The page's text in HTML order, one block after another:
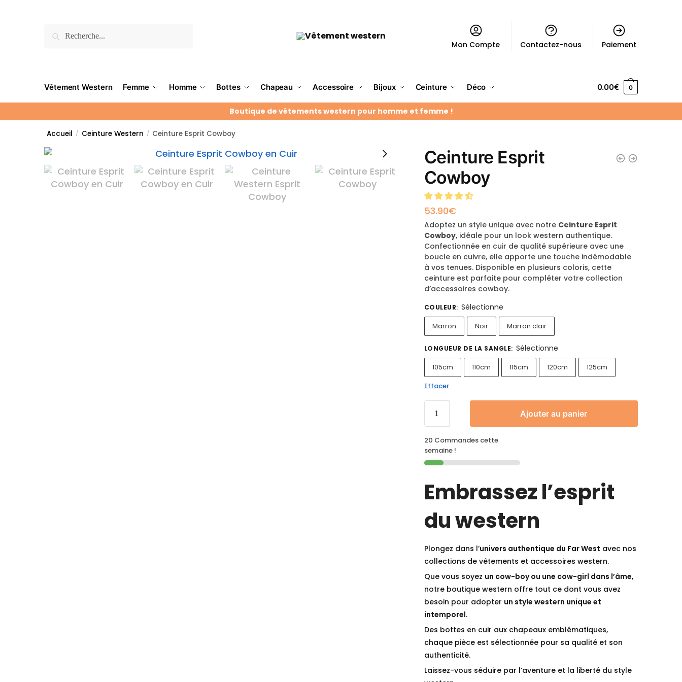
Mon Compte Contactez-nous Paiement
Vêtement Western Femme Homme Bottes Chapeau Accessoire Bijoux Ceinture Déco 0.00€ 0
Boutique de vêtements western pour homme et femme !
Accueil / Ceinture Western / Ceinture Esprit Cowboy
Ceinture Esprit
Cowboy
53.90€
Adoptez un style unique avec notre Ceinture Esprit
Cowboy, idéale pour un look western authentique.
Confectionnée en cuir de qualité supérieure avec une
boucle en cuivre, elle apporte une touche indémodable
à vos tenues. Disponible en plusieurs coloris, cette
ceinture est parfaite pour compléter votre collection
d’accessoires cowboy.
COULEUR: Sélectionne
Marron Noir Marron clair
LONGUEUR DE LA SANGLE: Sélectionne
105cm 110cm 115cm 120cm
125cm
Effacer
Ajouter au panier
20 Commandes cette
semaine !
Embrassez l’esprit
du western
Plongez dans l’univers authentique du Far West avec nos
collections de vêtements et accessoires western.
Que vous soyez un cow-boy ou une cow-girl dans l’âme,
notre boutique western offre tout ce dont vous avez
besoin pour adopter un style western unique et
intemporel.
Des bottes en cuir aux chapeaux emblématiques,
chaque pièce est sélectionnée pour sa qualité et son
authenticité.
Laissez-vous séduire par l’aventure et la liberté du style